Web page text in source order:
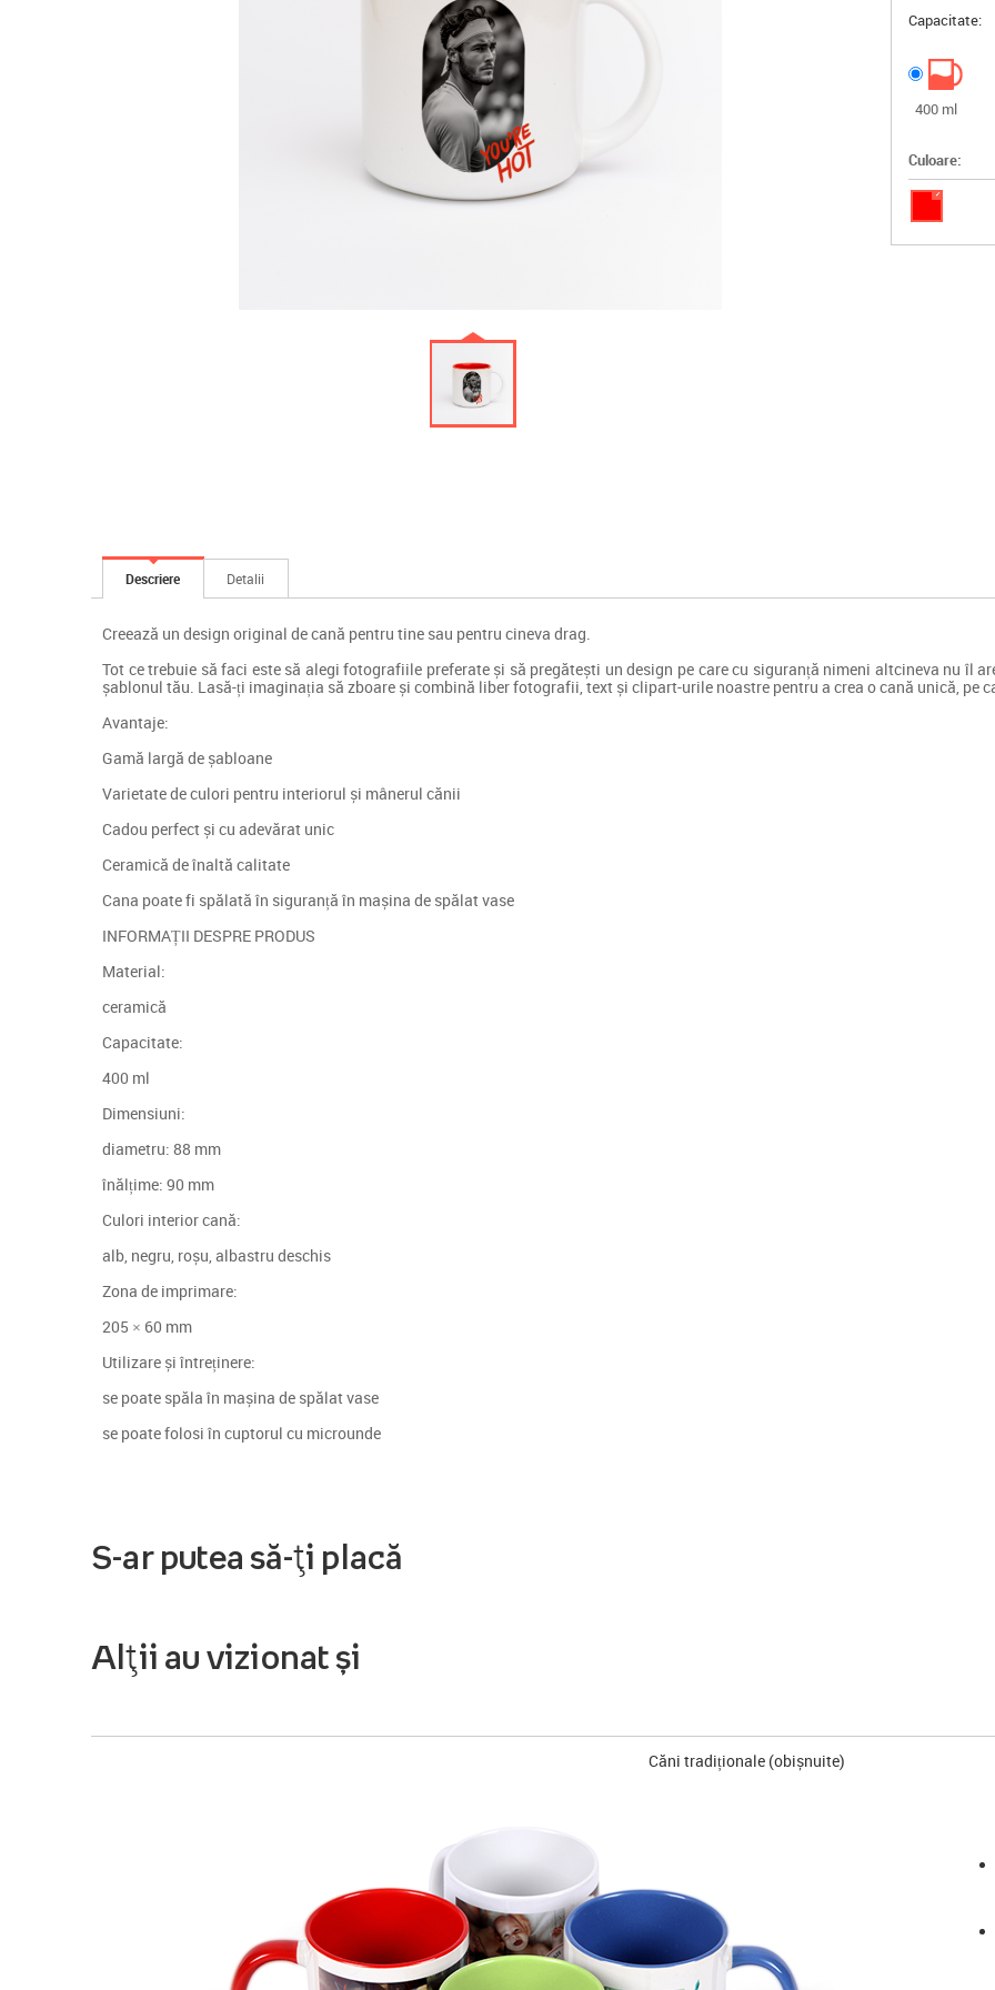
Capacitate:
400 ml
Culoare:
✓
Descriere Detalii
Creează un design original de cană pentru tine sau pentru cineva drag.
Tot ce trebuie să faci este să alegi fotografiile preferate și să pregătești un design pe care cu siguranță nimeni altcineva nu îl
șablonul tău. Lasă-ți imaginația să zboare și combină liber fotografii, text și clipart-urile noastre pentru a crea o cană unică, pe
Avantaje:
Gamă largă de șabloane
Varietate de culori pentru interiorul și mânerul cănii
Cadou perfect și cu adevărat unic
Ceramică de înaltă calitate
Cana poate fi spălată în siguranță în mașina de spălat vase
INFORMAȚII DESPRE PRODUS
Material:
ceramică
Capacitate:
400 ml
Dimensiuni:
diametru: 88 mm
înălțime: 90 mm
Culori interior cană:
alb, negru, roșu, albastru deschis
Zona de imprimare:
205 × 60 mm
Utilizare și întreținere:
se poate spăla în mașina de spălat vase
se poate folosi în cuptorul cu microunde
S-ar putea să-ți placă
Alții au vizionat și
Căni tradiționale (obișnuite)